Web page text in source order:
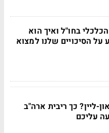
בחו"ל ואיך הוא
על הסיכויים שלנו למצוא
ליין? כך ריבית ארה"ב
עליכם